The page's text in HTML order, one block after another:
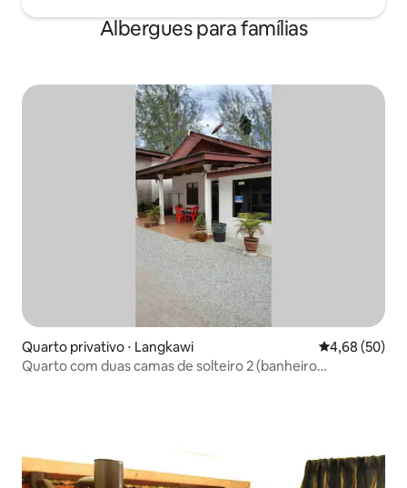
Albergues para famílias
Quarto privativo ⋅ Langkawi 4,68 de uma
4,68 (50)
Quarto com duas camas de solteiro 2 (banheiro